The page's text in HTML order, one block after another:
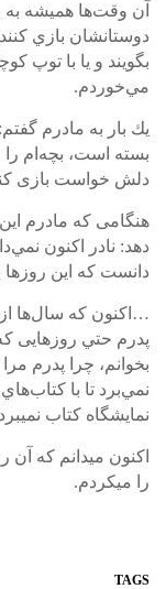
آن وقت‌ها هميشه به
دوستانشان بازي
بگویند و یا با توپ
مي‌خوردم.
يك بار به مادرم
بسته است،‌ بچه‌ام را
دلش خواست بازی
هنگامی که مادرم
دهد: نادر اکنون
دانست كه اين
…اکنون كه سال‌ها از
پدرم حتي روزهايی
بخوانم، چرا پدرم
نمي‌برد تا با
نمایشگاه کتاب
اکنون می­دانم که آن
را می­کردم.
TAGS